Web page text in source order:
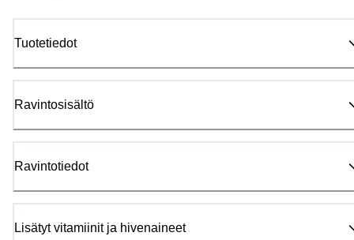
Tuotetiedot
Ravintosisältö
Ravintotiedot
Lisätyt vitamiinit ja hivenaineet